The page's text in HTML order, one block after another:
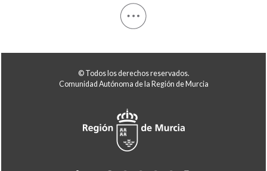
© Todos los derechos reservados.
Comunidad Autónoma de la Región de Murcia